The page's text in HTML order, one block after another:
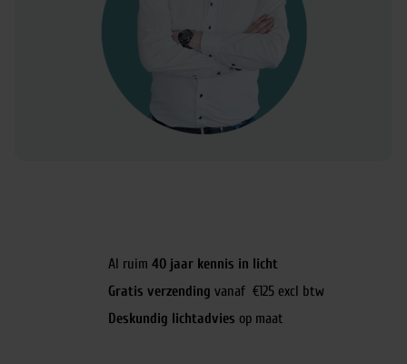
Al ruim 40 jaar kennis in licht
Gratis verzending vanaf €125 excl btw
Deskundig lichtadvies op maat